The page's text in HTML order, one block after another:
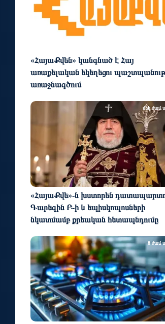
«ՀայաՔվեն» կանգնած է Հայ
առաքելական եկեղեցու
առաջնագծում
«ՀայաՔվե»-ն խստորեն
Գարեգին Բ-ի և եպիսկոպոսների
նկատմամբ քրեական հետապնդումը
մեկ ժամ
8 ժամ
Պարարվեստի նոր
հաջող մեկնարկը